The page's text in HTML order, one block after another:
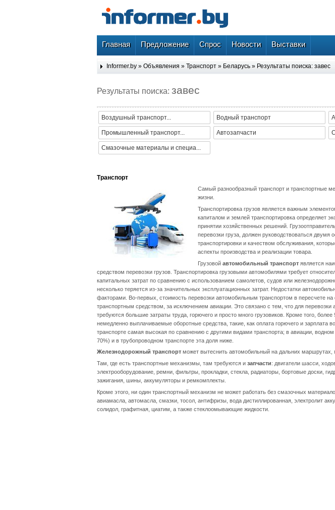
Главная Предложение Спрос Новости Выставки
Informer.by » Объявления » Транспорт » Беларусь » Результаты поиска: завес
Результаты поиска: завес
Воздушный транспорт... Водный транспорт
Промышленный транспорт... Автозапчасти
Смазочные материалы и специа...
Транспорт
Самый разнообразный транспорт и транспортные
жизни.
Транспортировка грузов является важным
капиталом и землей транспортировка определяет
принятии хозяйственных решений.
перевозки груза, должен руководствоваться
транспортировки и качеством обслуживания,
аспекты производства и реализации товара.
Грузовой автомобильный транспорт является
средством перевозки грузов. Транспортировка грузовыми автомобилями требует
капитальных затрат по сравнению с использованием самолетов, судов или
несколько теряется из-за значительных эксплуатационных затрат. Недостатки
факторами. Во-первых, стоимость перевозки автомобильным транспортом в пересчете
транспортным средством, за исключением авиации. Это связано с тем, что для перевозки
требуются большие затраты труда, горючего и просто много грузовиков. Кроме того,
немедленно выплачиваемые оборотные средства, такие, как оплата горючего и зарплата
транспорте самая высокая по сравнению с другими видами транспорта; в авиации, водном
70%) и в трубопроводном транспорте эта доля ниже.
Железнодорожный транспорт может вытеснить автомобильный на дальних маршрутах,
Там, где есть транспортные механизмы, там требуются и запчасти: двигатели шасси,
электрооборудование, ремни, фильтры, прокладки, стекла, радиаторы, бортовые доски,
зажигания, шины, аккумуляторы и ремкомплекты.
Кроме этого, ни один транспортный механизм не может работать без смазочных
авиамасла, автомасла, смазки, тосол, антифризы, вода дистиллированная, электролит
солидол, графитная, циатим, а также стеклоомывающие жидкости.